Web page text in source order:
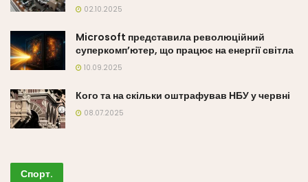
02.10.2025
Microsoft представила революційний
суперкомп’ютер, що працює на енергії світла
10.09.2025
Кого та на скільки оштрафував НБУ у червні
08.07.2025
Спорт.